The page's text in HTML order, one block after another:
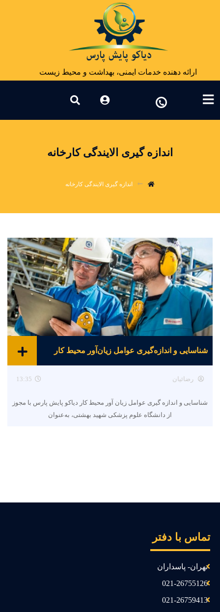
ارائه دهنده خدمات ایمنی، بهداشت و محیط زیست
اندازه گیری الایندگی کارخانه
اندازه گیری الایندگی کارخانه
شناسایی و اندازه‌گیری عوامل زیان‌آور محیط کار
رضائیان 13:35
شناسایی و اندازه گیری عوامل زیان آور محیط کار دیاکو پایش پارس با مجوز
از دانشگاه علوم پزشکی شهید بهشتی، به‌عنوان
با دفتر
تهران- پاسداران
021-26755126
021-26759413